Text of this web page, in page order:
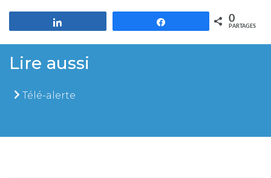
0
PARTAGES
Lire aussi
Télé-alerte